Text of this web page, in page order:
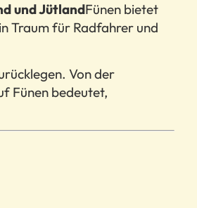
und JütlandFünen bietet
Traum für Radfahrer und
Von der
Fünen bedeutet,